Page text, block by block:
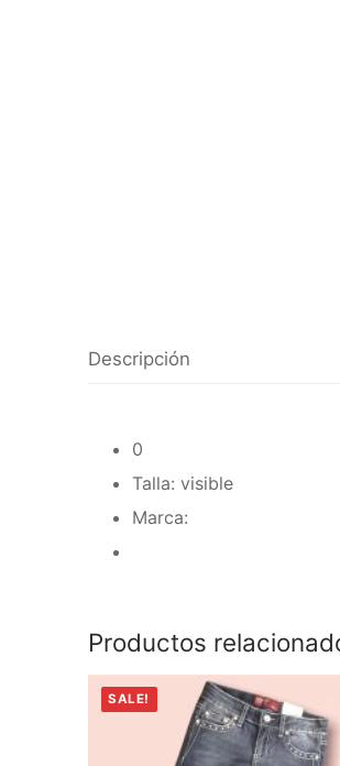
Descripción
0
Talla: visible
Marca:
Productos
SALE!